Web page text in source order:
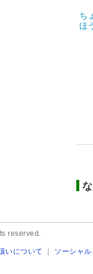
ち
ほ
reserved.
いについて ｜ ソーシャ